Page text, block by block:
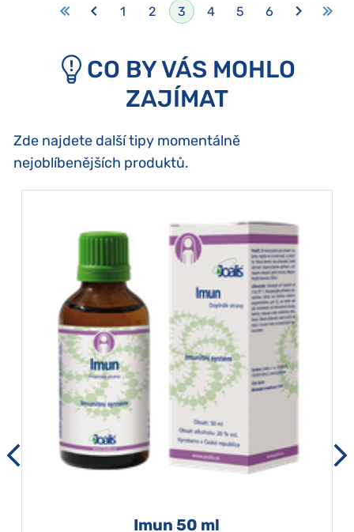
1 2 3 4 5 6
CO BY VÁS MOHLO
ZAJÍMAT
Zde najdete další tipy momentálně
nejoblíbenějších produktů.
Imun 50 ml